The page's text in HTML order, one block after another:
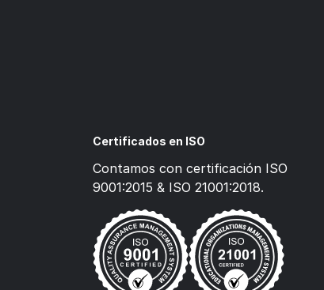
Certificados en ISO
Contamos con certificación ISO
9001:2015 & ISO 21001:2018.